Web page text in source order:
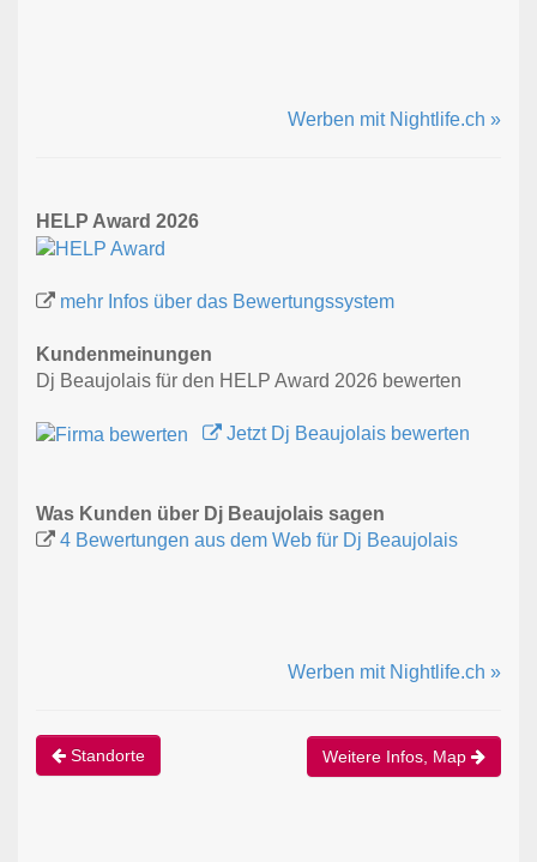
Werben mit Nightlife.ch »
HELP Award 2026
mehr Infos über das Bewertungssystem
Kundenmeinungen
Dj Beaujolais für den HELP Award 2026 bewerten
Jetzt Dj Beaujolais bewerten
Was Kunden über Dj Beaujolais sagen
4 Bewertungen aus dem Web für Dj Beaujolais
Werben mit Nightlife.ch »
Standorte Weitere Infos, Map